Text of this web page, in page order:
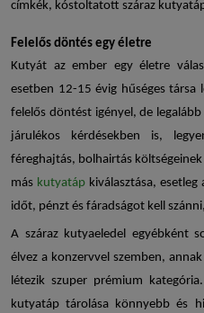
címkék, kóstoltatott száraz
Felelős döntés egy életre
Kutyát az ember egy életre
esetben 12-15 évig hűséges társa
felelős döntést igényel, de
járulékos kérdésekben is,
féreghajtás, bolhairtás költségeinek
más kutyatáp kiválasztása,
időt, pénzt és fáradságot kell
A száraz kutyaeledel
egyébként
élvez a konzervvel szemben,
létezik szuper prémium
kutyatáp tárolása könnyebb és